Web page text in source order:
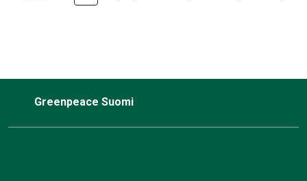
Greenpeace Suomi